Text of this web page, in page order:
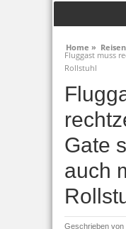
Home »
Fluggast muss
Rollstuhl
Gate
auch
Geschrieben von